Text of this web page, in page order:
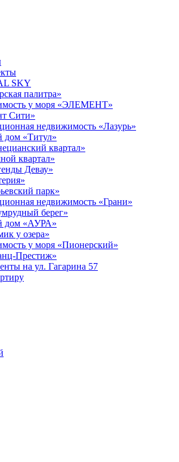
SKY
палитра»
у моря «ЭЛЕМЕНТ»
Сити»
недвижимость «Лазурь»
дом «Титул»
квартал»
квартал»
Девау»
парк»
недвижимость «Грани»
берег»
дом «АУРА»
у озера»
у моря «Пионерский»
Престиж»
на ул. Гагарина 57